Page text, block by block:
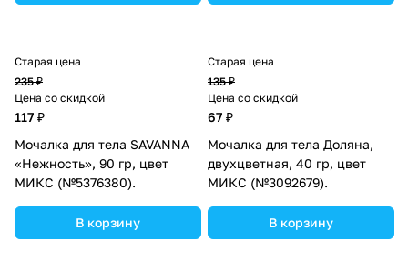
Старая цена
235 ₽
Цена со скидкой
117 ₽
Мочалка для тела SAVANNA
«Нежность», 90 гр, цвет
МИКС (№5376380).
В корзину
Старая цена
135 ₽
Цена со скидкой
67 ₽
Мочалка для тела Доляна,
двухцветная, 40 гр, цвет
МИКС (№3092679).
В корзину